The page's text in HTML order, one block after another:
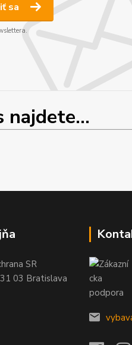
sa
SR
03 Bratislava